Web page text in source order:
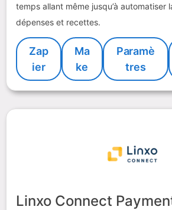
temps allant même jusqu’à automatiser
dépenses et recettes.
Zap
ier
Ma
ke
Paramè
tres
Linxo Connect